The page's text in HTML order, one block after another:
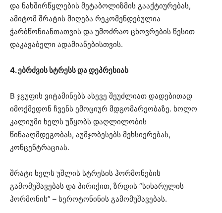
და ნახშირწყლების მეტაბოლიზმის გააქტიურებას,
ამიტომ შრატის მიღება რეკომენდებულია
ჭარბწონიანთათვის და უმოძრაო ცხოვრების წესით
დაკავაბელი ადამიანებისთვის.
4. ებრძვის სტრესს და დეპრესიას
B ჯგუფის ვიტამინებს ასევე შეუძლიათ დადებითად
იმოქმედონ ჩვენს ემოციურ მდგომარეობაზე. ხოლო
კალიუმი ხელს უწყობს დაღლილობის
წინააღმდეგობას, აუმჯობესებს მეხსიერებას,
კონცენტრაციას.
შრატი ხელს უშლის სტრესის ჰორმონების
გამომუშავებას და პირიქით, ზრდის “სიხარულის
ჰორმონის” – სეროტონინის გამომუშავებას.